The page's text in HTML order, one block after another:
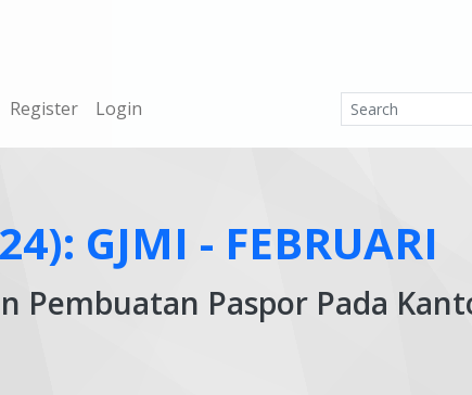
Register Login
GJMI - FEBRUARI
Pembuatan Paspor Pada